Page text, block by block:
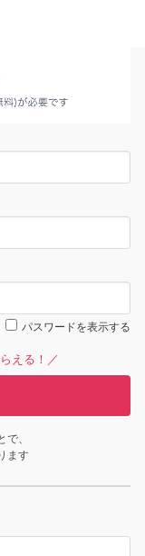
パスワードを表示する
える！／
、
ます